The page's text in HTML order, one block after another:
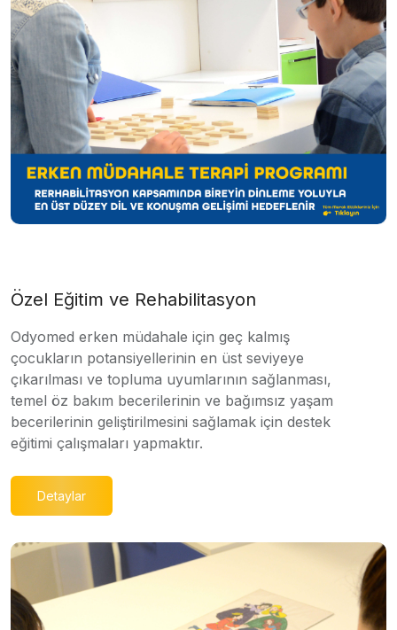
Özel Eğitim ve Rehabilitasyon
Odyomed erken müdahale için geç kalmış
çocukların potansiyellerinin en üst seviyeye
çıkarılması ve topluma uyumlarının sağlanması,
temel öz bakım becerilerinin ve bağımsız yaşam
becerilerinin geliştirilmesini sağlamak için destek
eğitimi çalışmaları yapmaktır.
Detaylar